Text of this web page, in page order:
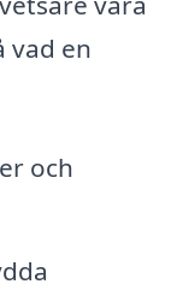
vad en
och